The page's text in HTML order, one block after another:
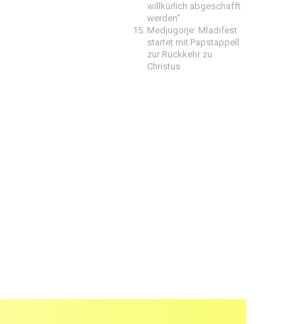
willkürlich abgeschafft
werden“
Medjugorje: Mladifest
startet mit Papstappell
zur Rückkehr zu
Christus